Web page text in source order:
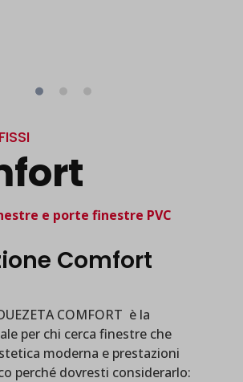
e porte finestre PVC
Comfort
COMFORT è la
per chi cerca finestre che
moderna e prestazioni
perché dovresti considerarlo: